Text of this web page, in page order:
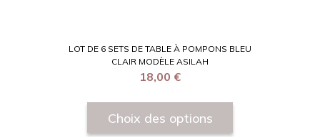
LOT DE 6 SETS DE TABLE À POMPONS BLEU
CLAIR MODÈLE ASILAH
18,00 €
Choix des options